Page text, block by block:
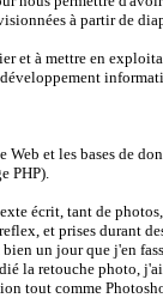
à partir de
et à mettre en
Web et les bases de
PHP).
écrit, tant de
et prises durant
un jour que j'en
la retouche photo,
tout comme